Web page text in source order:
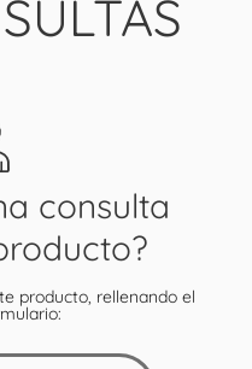
consulta
producto, rellenando el